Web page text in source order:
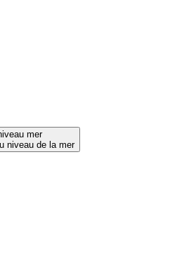
mer
niveau de la mer